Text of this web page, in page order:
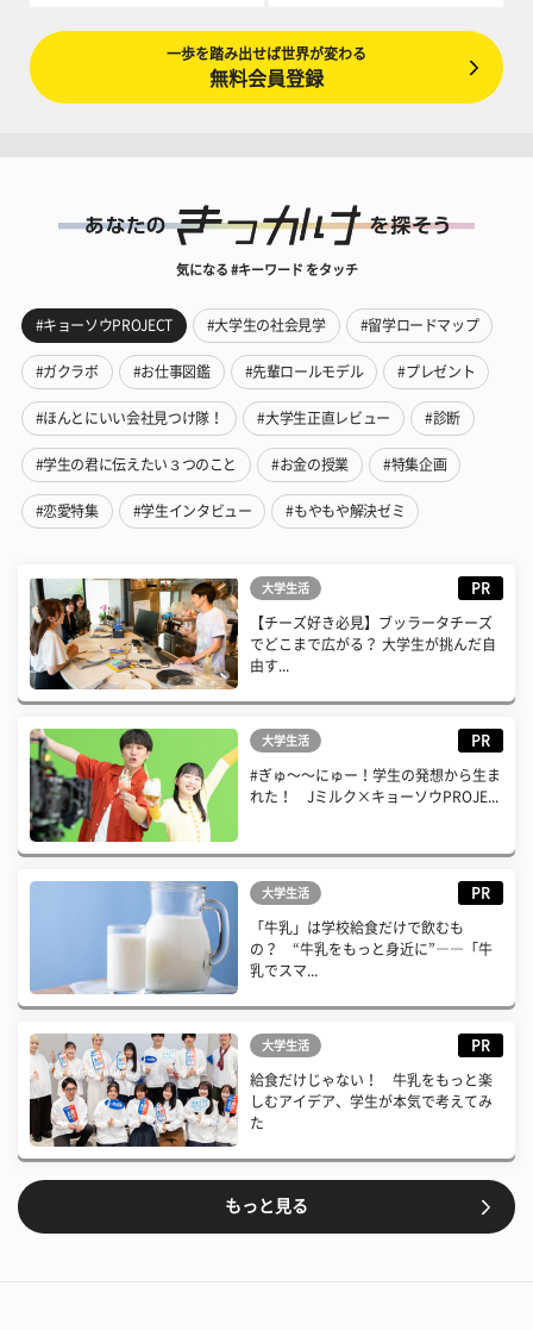
一歩を踏み出せば世界が変わる
無料会員登録
気になる #キーワード をタッチ
#キョーソウPROJECT #大学生の社会見学 #留学ロードマップ
#ガクラボ #お仕事図鑑 #先輩ロールモデル #プレゼント
#ほんとにいい会社見つけ隊！ #大学生正直レビュー #診断
#学生の君に伝えたい３つのこと #お金の授業 #特集企画
#恋愛特集 #学生インタビュー #もやもや解決ゼミ
大学生活 PR
【チーズ好き必見】ブッラータチーズ
でどこまで広がる？ 大学生が挑んだ自
由す...
大学生活 PR
#ぎゅ〜〜にゅー！学生の発想から生ま
れた！ Jミルク×キョーソウPROJE...
大学生活 PR
「牛乳」は学校給食だけで飲むも
の？ “牛乳をもっと身近に”――「牛
乳でスマ...
大学生活 PR
給食だけじゃない！ 牛乳をもっと楽
しむアイデア、学生が本気で考えてみ
た
もっと見る